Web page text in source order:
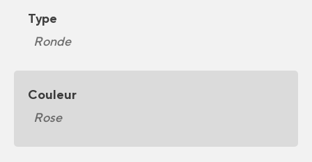
Type
Ronde
Couleur
Rose